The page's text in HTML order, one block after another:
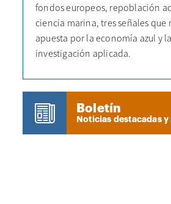
fondos europeos, repoblación
ciencia marina, tres señales que
apuesta por la economía azul y la
investigación aplicada.
Boletín
Noticias destacadas